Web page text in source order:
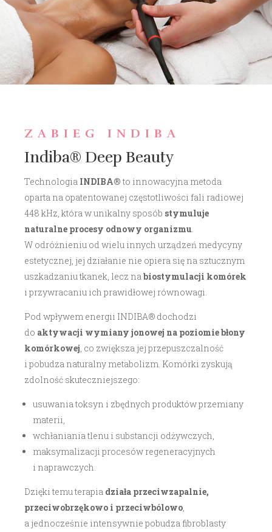
ZABIEG INDIBA
Indiba® Deep Beauty
Technologia INDIBA® to innowacyjna metoda
oparta na opatentowanej częstotliwości fali radiowej
448 kHz, która w unikalny sposób stymuluje
naturalne procesy odnowy organizmu
W odróżnieniu od wielu innych urządzeń medycyny
estetycznej, jej działanie nie opiera się na sztucznym
uszkadzaniu tkanek, lecz na biostymulacji komórek
i przywracaniu ich prawidłowej równowagi.
Pod wpływem energii INDIBA® dochodzi
do aktywacji wymiany jonowej na poziomie błony
komórkowej , co zwiększa jej przepuszczalność
i pobudza naturalny metabolizm. Komórki zyskują
zdolność skuteczniejszego:
usuwania toksyn i zbędnych produktów przemiany
materii,
wchłaniania tlenu i substancji odżywczych,
maksymalizacji procesów regeneracyjnych
i naprawczych.
Dzięki temu terapia działa przeciwzapalnie,
przeciwobrzękowo i przeciwbólowo
a jednocześnie intensywnie pobudza fibroblasty